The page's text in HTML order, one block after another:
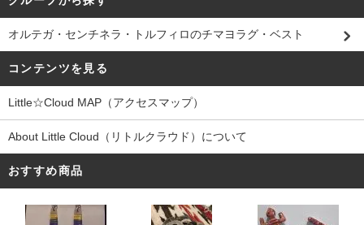
オルテガ・センチネラ・トルフィロのチマヨラグ・ベスト
コンテンツを見る
Little☆Cloud MAP（アクセスマップ）
About Little Cloud（リトルクラウド）について
おすすめ商品